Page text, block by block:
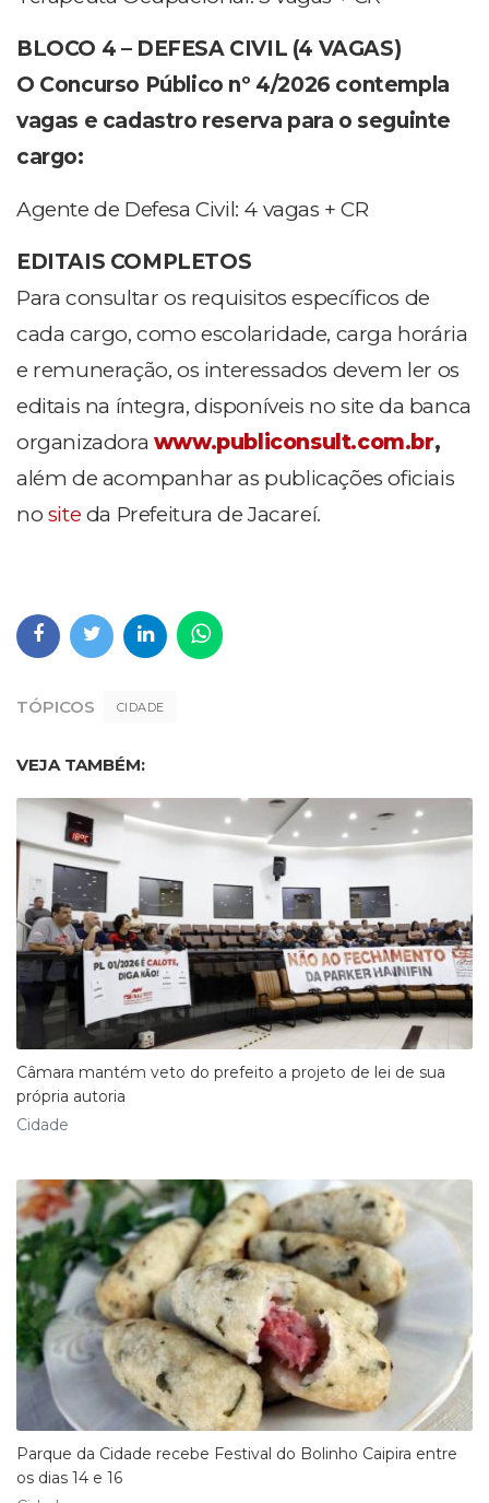
BLOCO 4 – DEFESA CIVIL (4 VAGAS)
O Concurso Público nº 4/2026 contempla
vagas e cadastro reserva para o seguinte
cargo:
Agente de Defesa Civil: 4 vagas + CR
EDITAIS COMPLETOS
Para consultar os requisitos específicos de
cada cargo, como escolaridade, carga horária
e remuneração, os interessados devem ler os
editais na íntegra, disponíveis no site da banca
organizadora www.publiconsult.com.br,
além de acompanhar as publicações oficiais
no site da Prefeitura de Jacareí.
TÓPICOS CIDADE
VEJA TAMBÉM:
Câmara mantém veto do prefeito a projeto de lei de sua
própria autoria
Cidade
Parque da Cidade recebe Festival do Bolinho Caipira entre
os dias 14 e 16